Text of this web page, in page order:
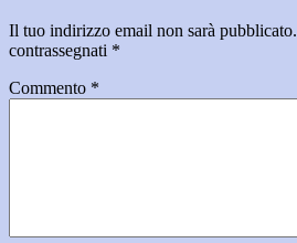
Il tuo indirizzo email non sarà pubblicato.
contrassegnati *
Commento *